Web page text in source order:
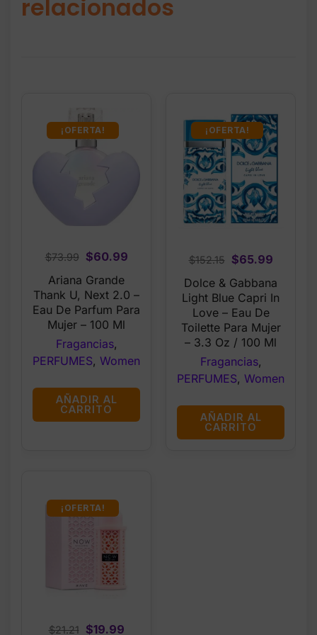
relacionados
¡OFERTA!
$73.99
Original
price
was:
$73.99.
$60.99Current
is:
$60.99.
Ariana Grande
Thank U, Next 2.0 –
Eau De Parfum Para
Mujer – 100 Ml
Fragancias,
PERFUMES, Women
AÑADIR AL
CARRITO
¡OFERTA!
$152.15
Original
price
was:
$152.15.
$65.99Current
is:
Dolce & Gabbana
Light Blue Capri In
Love – Eau De
Toilette Para Mujer
– 3.3 Oz / 100 Ml
Fragancias,
PERFUMES, Women
AÑADIR AL
CARRITO
¡OFERTA!
$21.21 Original
$19.99Current